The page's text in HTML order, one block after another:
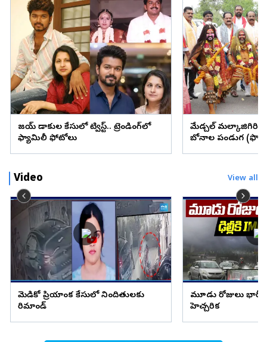
విజయ్ విడాకుల కేసులో ట్విస్ట్.. ట్రెండింగ్‌లో
ఫ్యామిలీ ఫోటోలు
మేడ్చల్ మల్కాజిగిరి
బోనాల పండుగ
Video View all
మెడికో ప్రియాంక కేసులో నిందితులకు
రిమాండ్
మూడు రోజులు భారీ
హెచ్చరిక